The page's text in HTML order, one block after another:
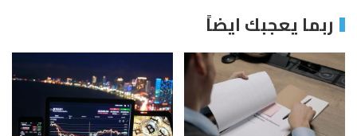
ربما يعجبك ايضاً